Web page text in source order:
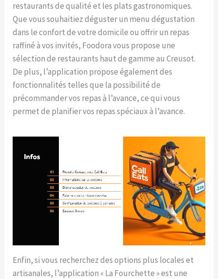
restaurants de qualité et les plats gastronomiques.
Que vous souhaitiez déguster un menu dégustation
dans le confort de votre domicile ou offrir un repas
raffiné à vos invités, Foodora vous propose une
sélection de restaurants haut de gamme au Creusot.
De plus, l’application propose également des
fonctionnalités telles que la possibilité de
précommander vos repas à l’avance, ce qui vous
permet de planifier vos repas spéciaux à l’avance.
Enfin, si vous recherchez des options plus locales et
artisanales, l’application « La Fourchette » est une